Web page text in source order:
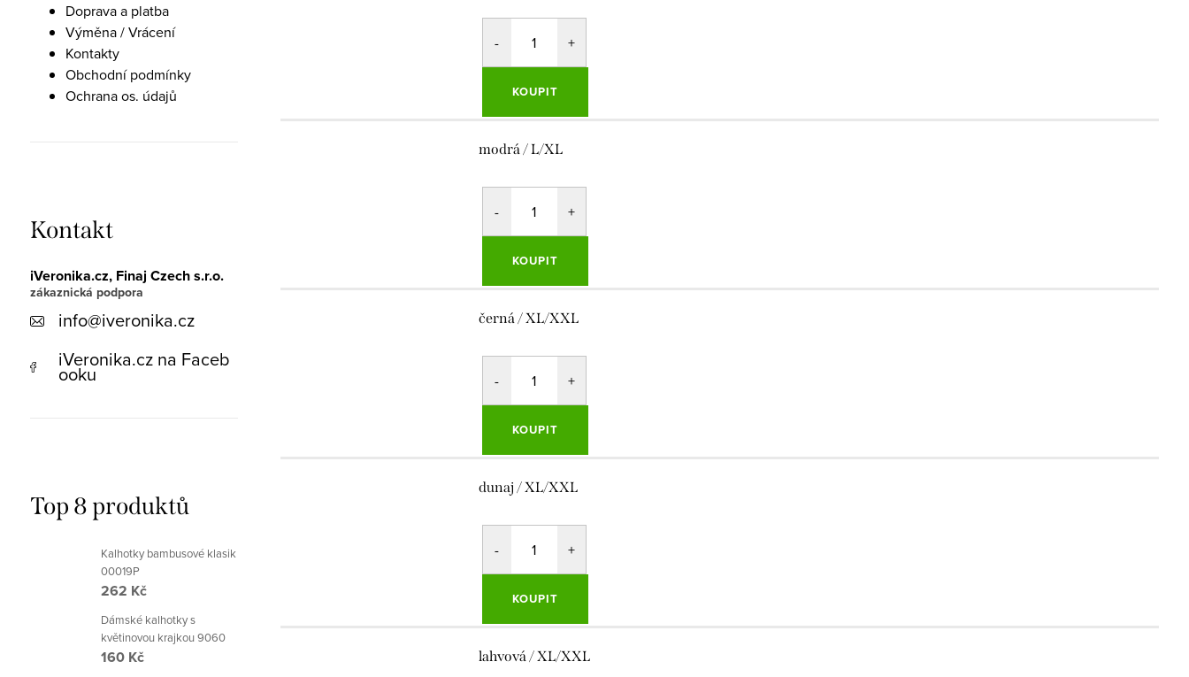
Doprava a platba
Výměna / Vrácení
Kontakty
Obchodní podmínky
Ochrana os. údajů
Kontakt
iVeronika.cz, Finaj Czech s.r.o.
info@iveronika.cz
iVeronika.cz na Faceb
ooku
Top 8 produktů
Kalhotky bambusové klasik
00019P
262 Kč
Dámské kalhotky s
květinovou krajkou 9060
160 Kč
KOUPIT
modrá / L/XL
KOUPIT
černá / XL/XXL
KOUPIT
dunaj / XL/XXL
KOUPIT
lahvová / XL/XXL